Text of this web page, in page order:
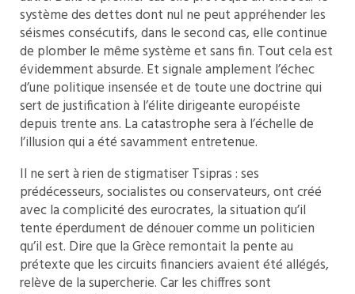
système des dettes dont nul ne peut appréhender les
séismes consécutifs, dans le second cas, elle continue
de plomber le même système et sans fin. Tout cela est
évidemment absurde. Et signale amplement l’échec
d’une politique insensée et de toute une doctrine qui
sert de justification à l’élite dirigeante européiste
depuis trente ans. La catastrophe sera à l’échelle de
l’illusion qui a été savamment entretenue.
Il ne sert à rien de stigmatiser Tsipras : ses
prédécesseurs, socialistes ou conservateurs, ont créé
avec la complicité des eurocrates, la situation qu’il
tente éperdument de dénouer comme un politicien
qu’il est. Dire que la Grèce remontait la pente au
prétexte que les circuits financiers avaient été allégés,
relève de la supercherie. Car les chiffres sont